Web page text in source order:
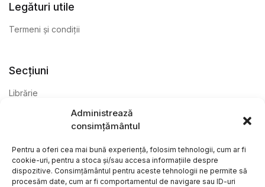
Administrează
consimțământul
Pentru a oferi cea mai bună experiență, folosim tehnologii, cum ar fi
cookie-uri, pentru a stoca și/sau accesa informațiile despre
dispozitive. Consimțământul pentru aceste tehnologii ne permite să
procesăm date, cum ar fi comportamentul de navigare sau ID-uri
Legături utile
Termeni și condiții
Secțiuni
Librărie